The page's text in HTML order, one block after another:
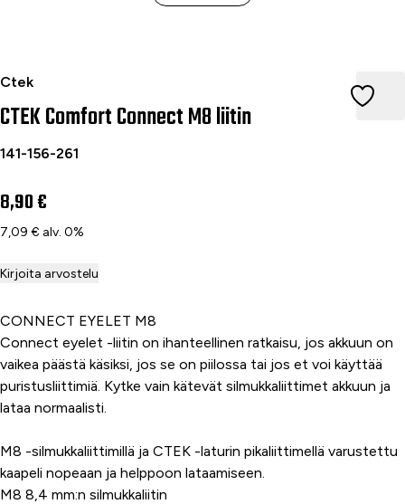
Ctek
CTEK Comfort Connect M8 liitin
CTEK Comfort Connect M8 liitin
141-156-261
8,90 €
7,09 € alv. 0%
Kirjoita arvostelu
CONNECT EYELET M8
Connect eyelet -liitin on ihanteellinen ratkaisu, jos akkuun on
vaikea päästä käsiksi, jos se on piilossa tai jos et voi käyttää
puristusliittimiä. Kytke vain kätevät silmukkaliittimet akkuun ja
lataa normaalisti.
M8 -silmukkaliittimillä ja CTEK -laturin pikaliittimellä varustettu
kaapeli nopeaan ja helppoon lataamiseen.
M8 8,4 mm:n silmukkaliitin